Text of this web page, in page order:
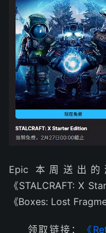
Epic 本周送出的
《STALCRAFT: X
《Boxes: Lost
领取链接： 《